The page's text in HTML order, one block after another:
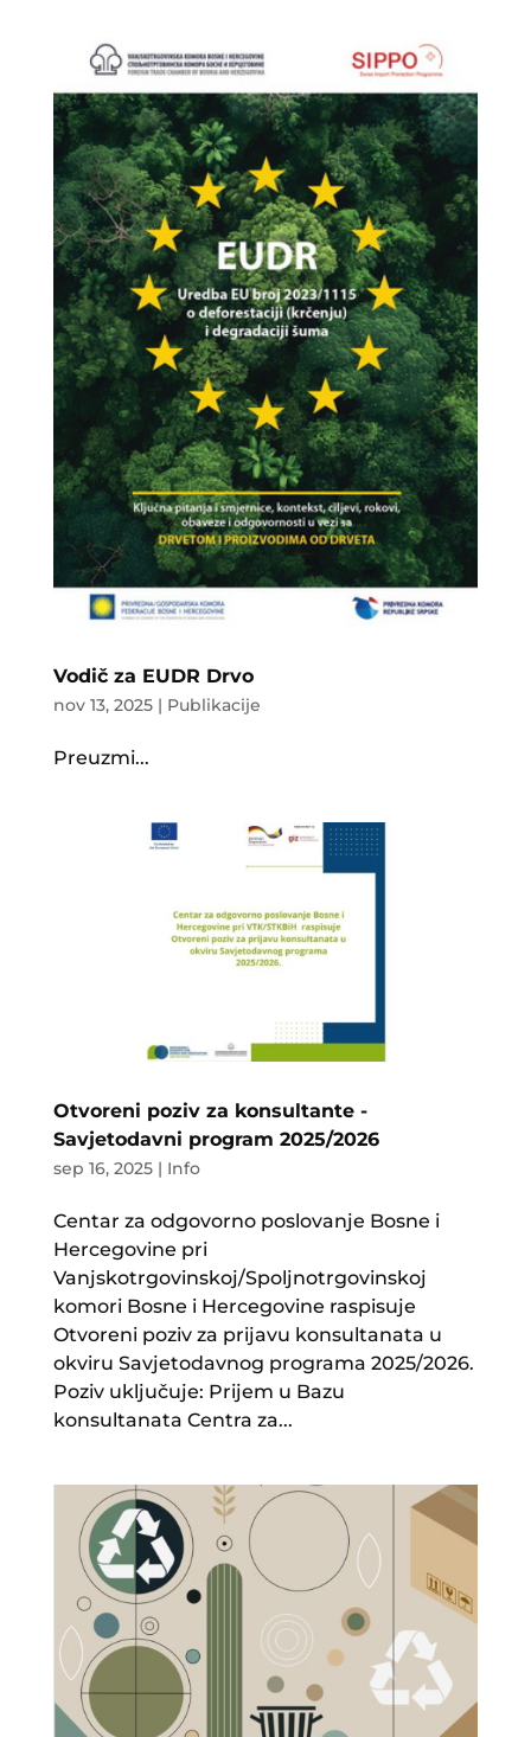
Vodič za EUDR Drvo
nov 13, 2025| Publikacije
Preuzmi...
Otvoreni poziv za konsultante -
Savjetodavni program 2025/2026
sep 16, 2025| Info
Centar za odgovorno poslovanje Bosne i
Hercegovine pri
Vanjskotrgovinskoj/Spoljnotrgovinskoj
komori Bosne i Hercegovine raspisuje
Otvoreni poziv za prijavu konsultanata u
okviru Savjetodavnog programa 2025/2026.
Poziv uključuje: Prijem u Bazu
konsultanata Centra za...